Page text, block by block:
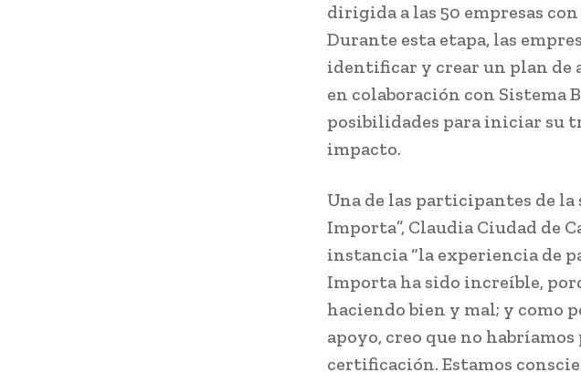
dirigida a las 50 empresas
Durante esta etapa, las
identificar y crear un plan de
en colaboración con Sistema
posibilidades para iniciar su
impacto.
Una de las participantes de
Importa”, Claudia Ciudad de
instancia “la experiencia de
Importa ha sido increíble,
haciendo bien y mal; y como
apoyo, creo que no
certificación. Estamos